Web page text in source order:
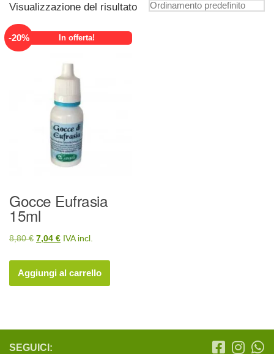
Visualizzazione del risultato
-20% In offerta!
Gocce Eufrasia
15ml
8,80€ Il
originale
era:
7,04 €Il
attuale
è:
IVA incl.
Aggiungi al carrello
SEGUICI: